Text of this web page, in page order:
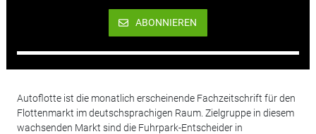
ABONNIEREN
Autoflotte ist die monatlich erscheinende Fachzeitschrift für den
Flottenmarkt im deutschsprachigen Raum. Zielgruppe in diesem
wachsenden Markt sind die Fuhrpark-Entscheider in